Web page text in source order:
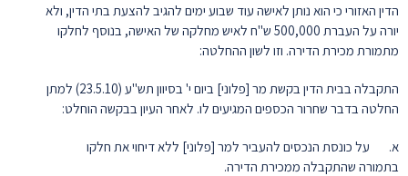
הדין האזורי כי הוא נותן לאישה עוד שבוע ימים להגיב להצעת בתי הדין, ולא
יורה על העברת 500,000 ש"ח לאיש מחלקה של האישה, בנוסף לחלקו
מתמורת מכירת הדירה. וזו לשון ההחלטה:
התקבלה בבית הדין בקשת מר [פלוני] ביום י' בסיוון תש"ע (23.5.10) למתן
החלטה בדבר שחרור הכספים המגיעים לו. לאחר העיון בבקשה הוחלט:
א. על כונסת הנכסים להעביר למר [פלוני] ללא דיחוי את חלקו
בתמורה שהתקבלה ממכירת הדירה.